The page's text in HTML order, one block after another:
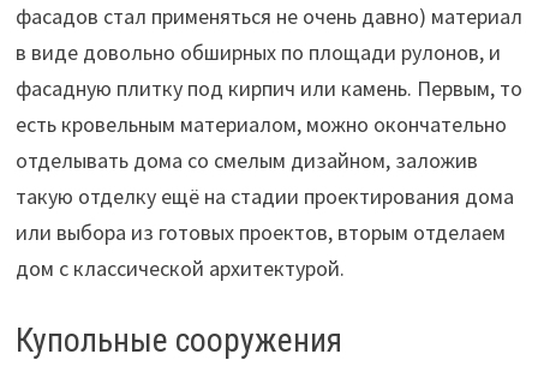
фасадов стал применяться не очень давно) материал
в виде довольно обширных по площади рулонов, и
фасадную плитку под кирпич или камень. Первым, то
есть кровельным материалом, можно окончательно
отделывать дома со смелым дизайном, заложив
такую отделку ещё на стадии проектирования дома
или выбора из готовых проектов, вторым отделаем
дом с классической архитектурой.
Купольные сооружения